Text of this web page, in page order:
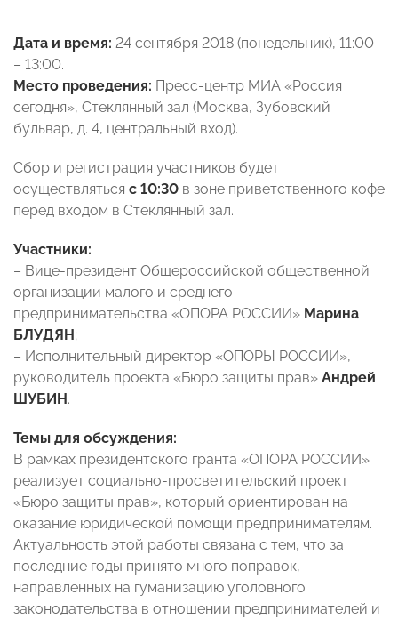
Дата и время: 24 сентября 2018 (понедельник), 11:00
– 13:00.
Место проведения: Пресс-центр МИА «Россия
сегодня», Стеклянный зал (Москва, Зубовский
бульвар, д. 4, центральный вход).
Сбор и регистрация участников будет
осуществляться с 10:30 в зоне приветственного кофе
перед входом в Стеклянный зал.
Участники:
– Вице-президент Общероссийской общественной
организации малого и среднего
предпринимательства «ОПОРА РОССИИ» Марина
БЛУДЯН ;
– Исполнительный директор «ОПОРЫ РОССИИ»,
руководитель проекта «Бюро защиты прав» Андрей
ШУБИН .
Темы для обсуждения:
В рамках президентского гранта «ОПОРА РОССИИ»
реализует социально-просветительский проект
«Бюро защиты прав», который ориентирован на
оказание юридической помощи предпринимателям.
Актуальность этой работы связана с тем, что за
последние годы принято много поправок,
направленных на гуманизацию уголовного
законодательства в отношении предпринимателей и